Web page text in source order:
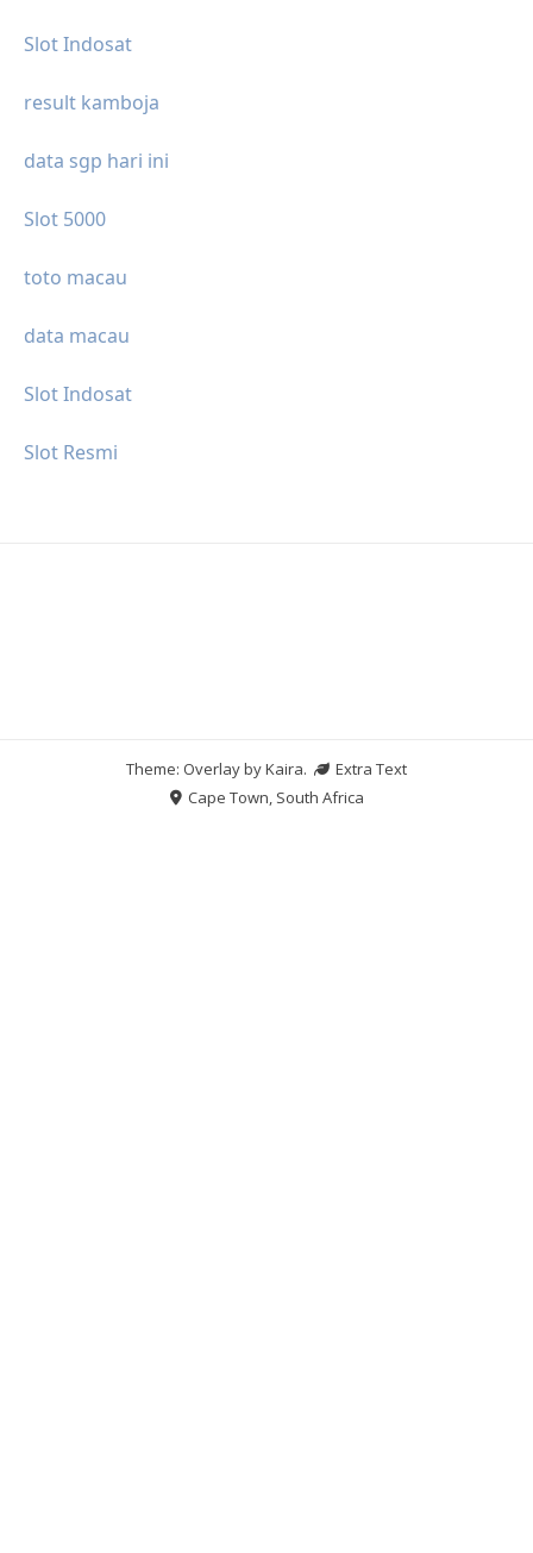
Slot Indosat
result kamboja
data sgp hari ini
Slot 5000
toto macau
data macau
Slot Indosat
Slot Resmi
Theme: Overlay byKaira.
Extra Text
Cape Town, South Africa